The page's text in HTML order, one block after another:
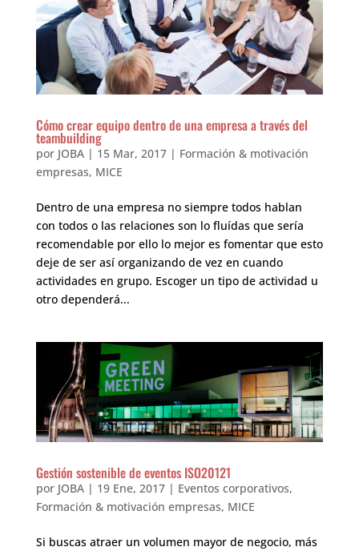
Cómo crear equipo dentro de una empresa a través del
teambuilding
por JOBA| 15 Mar, 2017| Formación & motivación
empresas, MICE
Dentro de una empresa no siempre todos hablan
con todos o las relaciones son lo fluídas que sería
recomendable por ello lo mejor es fomentar que esto
deje de ser así organizando de vez en cuando
actividades en grupo. Escoger un tipo de actividad u
otro dependerá...
Gestión sostenible de eventos ISO20121
por JOBA| 19 Ene, 2017| Eventos corporativos,
Formación & motivación empresas, MICE
Si buscas atraer un volumen mayor de negocio, más